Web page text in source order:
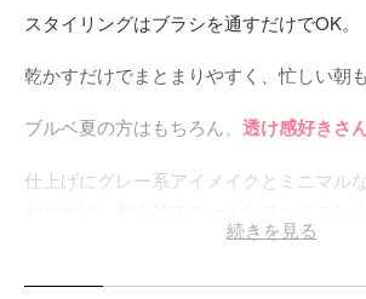
スタイリングはブラシを通すだけでOK。
乾かすだけでまとまりやすく、忙しい朝も
ブルベ夏の方はもちろん、 透け感好きさ
仕上げにグレー系アイメイクとミニマル
続きを見る